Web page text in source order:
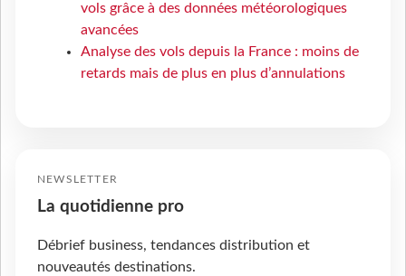
vols grâce à des données météorologiques
avancées
Analyse des vols depuis la France : moins de
retards mais de plus en plus d’annulations
NEWSLETTER
La quotidienne pro
Débrief business, tendances distribution et
nouveautés destinations.